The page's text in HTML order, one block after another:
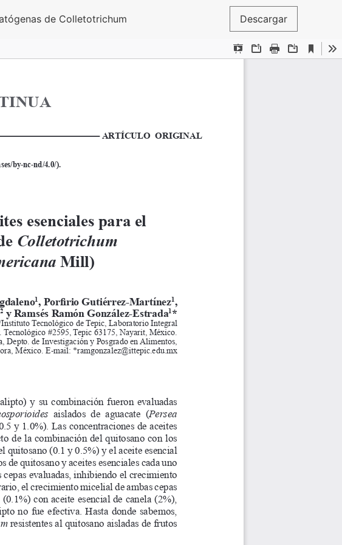
de Colletotrichum
Descargar